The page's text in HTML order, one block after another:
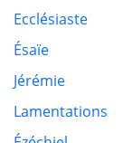
Ecclésiaste
Ésaïe
Jérémie
Lamentations